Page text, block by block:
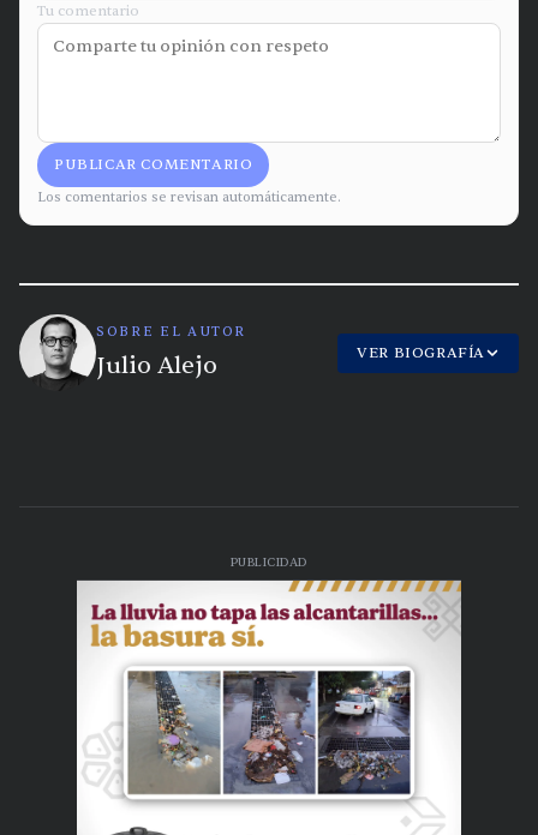
Tu comentario
PUBLICAR COMENTARIO
Los comentarios se revisan automáticamente.
SOBRE EL AUTOR
Julio Alejo VER BIOGRAFÍA
PUBLICIDAD